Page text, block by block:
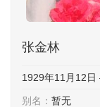
张金林
1929年11月12
别名： 暂无